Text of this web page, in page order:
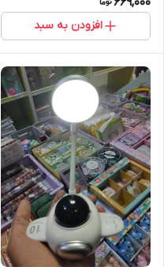
افزودن به سبد